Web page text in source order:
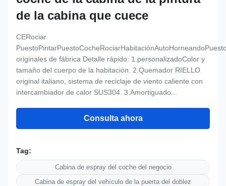
de la cabina que cuece
CERociar
originales de fábrica Detalle rápido: 1.personalizadoColor y
tamaño del cuerpo de la habitación. 2.Quemador RIELLO
original italiano, sistema de reciclaje de viento caliente con
intercambiador de calor SUS304. 3.Amortiguado...
Consulta ahora
Tag:
Cabina de espray del coche del negocio
Cabina de espray del vehículo de la puerta del doblez